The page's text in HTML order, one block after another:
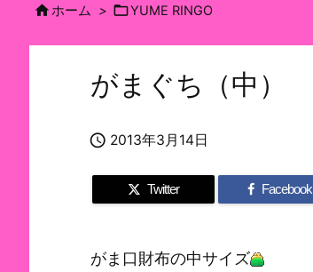
ホーム > YUME RINGO
がまぐち（中）
 2013年3月14日
Twitter Facebook
がま口財布の中サイズ